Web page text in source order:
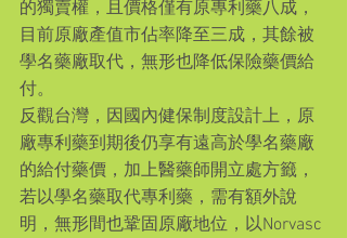
的獨賣權，且價格僅有原專利藥八成，
目前原廠產值市佔率降至三成，其餘被
學名藥廠取代，無形也降低保險藥價給
付。
反觀台灣，因國內健保制度設計上，原
廠專利藥到期後仍享有遠高於學名藥廠
的給付藥價，加上醫藥師開立處方籤，
若以學名藥取代專利藥，需有額外說
明，無形間也鞏固原廠地位，以Norvasc